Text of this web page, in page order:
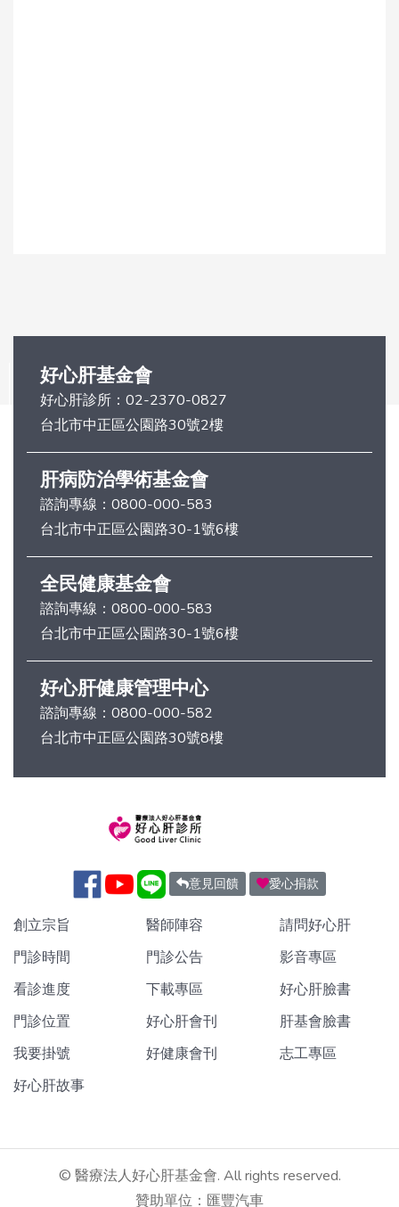
好心肝基金會
好心肝診所： 02-2370-0827
台北市中正區公園路30號2樓
肝病防治學術基金會
諮詢專線： 0800-000-583
台北市中正區公園路30-1號6樓
全民健康基金會
諮詢專線： 0800-000-583
台北市中正區公園路30-1號6樓
好心肝健康管理中心
諮詢專線： 0800-000-582
台北市中正區公園路30號8樓
意見回饋 愛心捐款
創立宗旨
門診時間
看診進度
門診位置
我要掛號
醫師陣容
門診公告
下載專區
好心肝會刊
好健康會刊
請問好心肝
影音專區
好心肝臉書
肝基會臉書
志工專區
好心肝故事
© 醫療法人好心肝基金會. All rights reserved.
贊助單位：匯豐汽車